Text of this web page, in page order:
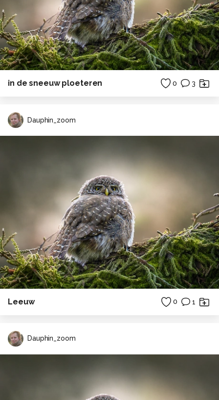
in de sneeuw ploeteren 0 3
Dauphin_zoom
Leeuw 0 1
Dauphin_zoom